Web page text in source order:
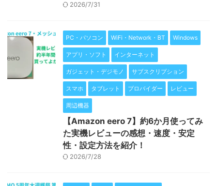
2026/7/31
PC・パソコン WiFi・Network・BT Windows
アプリ・ソフト インターネット
ガジェット・デジモノ サブスクリプション
スマホ タブレット プロバイダー レビュー
周辺機器
【Amazon eero 7】約6か月使ってみ
た実機レビューの感想・速度・安定
性・設定方法を紹介！
2026/7/28